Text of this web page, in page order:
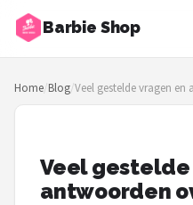
Barbie Shop
Zoeken
NAVIGATIE
Merken
Home/Blog/Veel gestelde vragen
Veel
antwoorden